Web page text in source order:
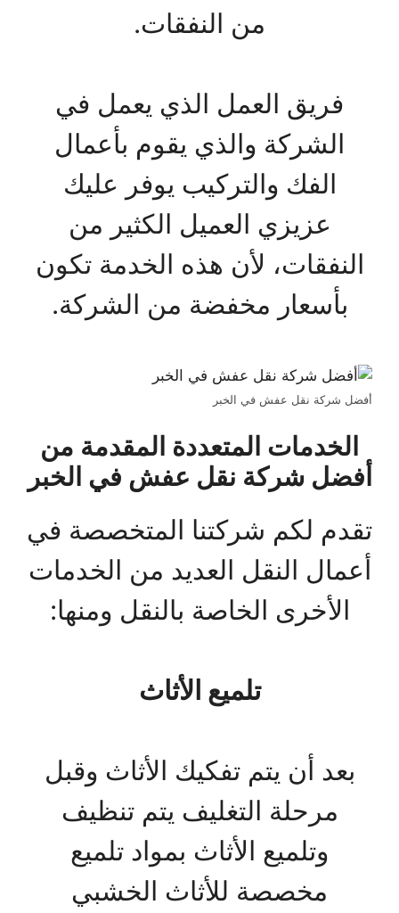
من النفقات.
فريق العمل الذي يعمل في
الشركة والذي يقوم بأعمال
الفك والتركيب يوفر عليك
عزيزي العميل الكثير من
النفقات، لأن هذه الخدمة تكون
بأسعار مخفضة من الشركة.
أفضل شركة نقل عفش في الخبر
الخدمات المتعددة المقدمة من
أفضل شركة نقل عفش في الخبر
تقدم لكم شركتنا المتخصصة في
أعمال النقل العديد من الخدمات
الأخرى الخاصة بالنقل ومنها:
تلميع الأثاث
بعد أن يتم تفكيك الأثاث وقبل
مرحلة التغليف يتم تنظيف
وتلميع الأثاث بمواد تلميع
مخصصة للأثاث الخشبي